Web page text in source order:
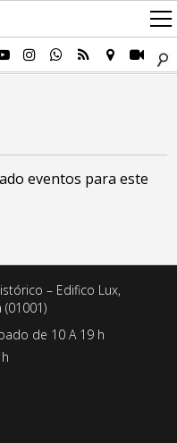
eventos para este
– Edifico Lux,
de 10 A 19 h